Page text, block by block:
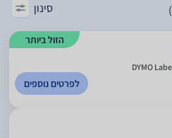
סינון
הזול ביותר
לפרטים נוספים